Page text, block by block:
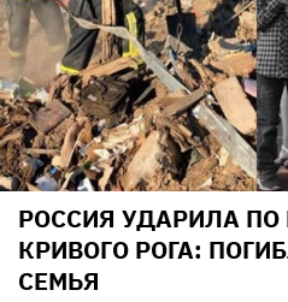
РОССИЯ УДАРИЛА
КРИВОГО РОГА:
СЕМЬЯ